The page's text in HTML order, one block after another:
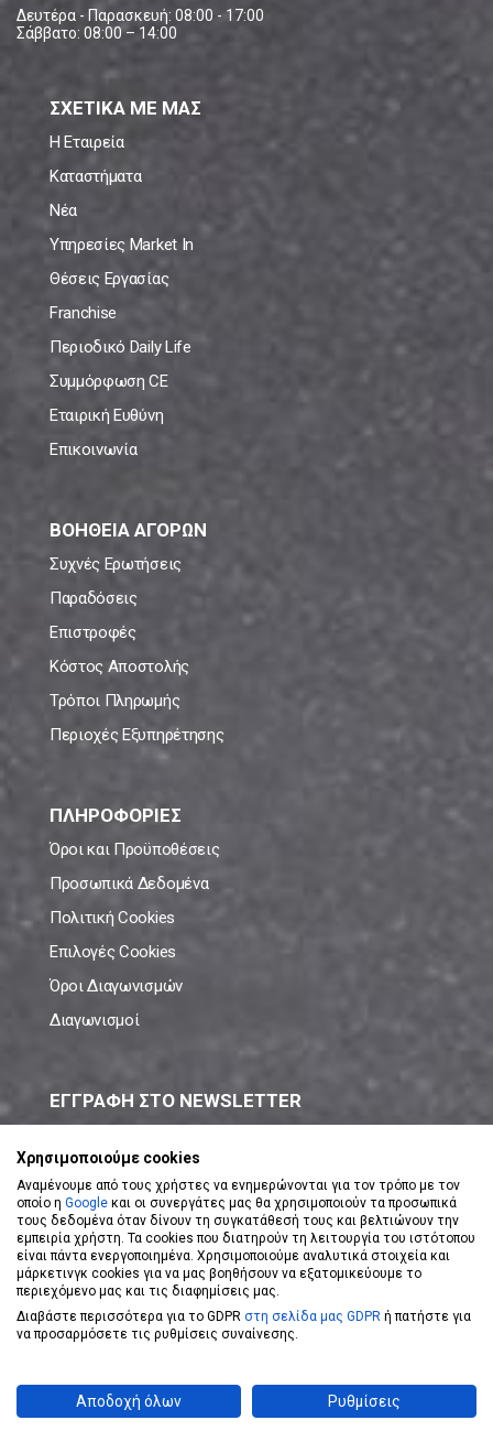
Δευτέρα - Παρασκευή: 08:00 - 17:00
Σάββατο: 08:00 – 14:00
ΣΧΕΤΙΚΑ ΜΕ ΜΑΣ
Η Εταιρεία
Καταστήματα
Νέα
Υπηρεσίες Market In
Θέσεις Εργασίας
Franchise
Περιοδικό Daily Life
Συμμόρφωση CE
Εταιρική Ευθύνη
Επικοινωνία
ΒΟΗΘΕΙΑ ΑΓΟΡΩΝ
Συχνές Ερωτήσεις
Παραδόσεις
Επιστροφές
Κόστος Αποστολής
Τρόποι Πληρωμής
Περιοχές Εξυπηρέτησης
ΠΛΗΡΟΦΟΡΙΕΣ
Όροι και Προϋποθέσεις
Προσωπικά Δεδομένα
Πολιτική Cookies
Επιλογές Cookies
Όροι Διαγωνισμών
Διαγωνισμοί
ΕΓΓΡΑΦΗ ΣΤΟ NEWSLETTER
ΕΓΓΡΑΦΗ ΣΤΟ NEWSLETTER
Αποδέχομαι τουςΌρους Χρήσης
Powered byeShopKeyDesigned byKoolmetrix
Χρησιμοποιούμε cookies
Αναμένουμε από τους χρήστες να ενημερώνονται για τον τρόπο με τον
οποίο η Google και οι συνεργάτες μας θα χρησιμοποιούν τα προσωπικά
τους δεδομένα όταν δίνουν τη συγκατάθεσή τους και βελτιώνουν την
εμπειρία χρήστη. Τα cookies που διατηρούν τη λειτουργία του ιστότοπου
είναι πάντα ενεργοποιημένα. Χρησιμοποιούμε αναλυτικά στοιχεία και
μάρκετινγκ cookies για να μας βοηθήσουν να εξατομικεύουμε το
περιεχόμενο μας και τις διαφημίσεις μας.
Διαβάστε περισσότερα για το GDPR στη σελίδα μας GDPR ή πατήστε για
να προσαρμόσετε τις ρυθμίσεις συναίνεσης.
Αποδοχή όλων Ρυθμίσεις